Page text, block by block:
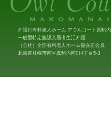
介護付有料老人ホーム アウルコート真駒内
一般型特定施設入居者生活介護
（公社）全国有料老人ホーム協会正会員
北海道札幌市南区真駒内南町4丁目5-3